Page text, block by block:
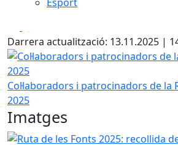
Darrera actualització: 13.11.2025 |
Col·laboradors i patrocinadors de la
Col·laboradors i patrocinadors de la
2025
Imatges
Ruta de les Fonts 2025: recollida de